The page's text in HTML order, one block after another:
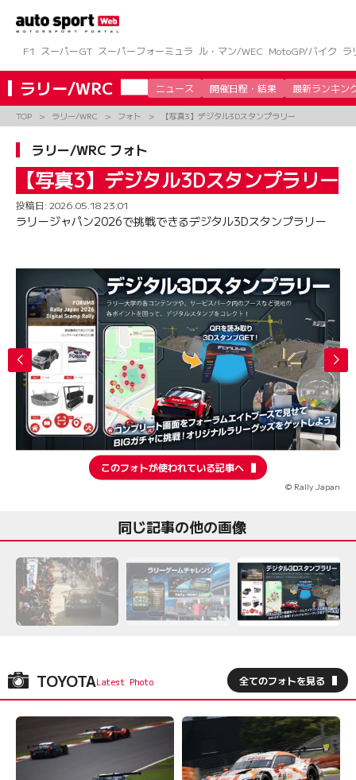
ツ
へ
ス
キ
ッ
F1 スーパーGT スーパーフォーミュラ ル・マン/WEC MotoGP/バイク ラ
ラリー/WRC ニュース 開催日程・結果 最新ランキン
TOP ラリー/WRC フォト 【写真3】デジタル3Dスタンプラリー
ラリー/WRC フォト
【写真3】デジタル3Dスタンプラリー
投稿日: 2026.05.18 23:01
ラリージャパン2026で挑戦できるデジタル3Dスタンプラリー
このフォトが使われている記事へ
© Rally Japan
同じ記事の他の画像
TOYOTA 全てのフォトを見る